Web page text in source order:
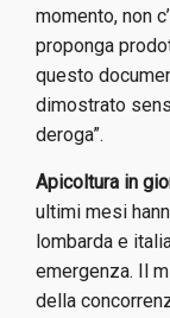
momento, non
proponga
questo
dimostrato
deroga”.
Apicoltura in
ultimi mesi
lombarda e
emergenza. Il
della